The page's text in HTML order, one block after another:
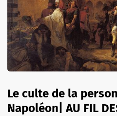
Le culte de la
Napoléon| AU FIL